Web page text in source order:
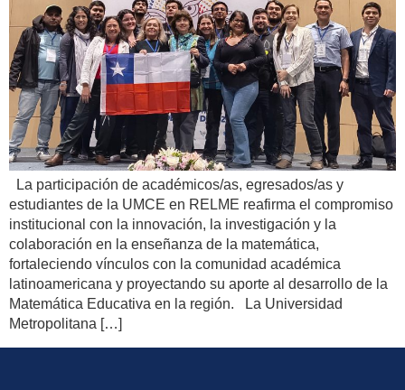
La participación de académicos/as, egresados/as y
estudiantes de la UMCE en RELME reafirma el compromiso
institucional con la innovación, la investigación y la
colaboración en la enseñanza de la matemática,
fortaleciendo vínculos con la comunidad académica
latinoamericana y proyectando su aporte al desarrollo de la
Matemática Educativa en la región. La Universidad
Metropolitana […]